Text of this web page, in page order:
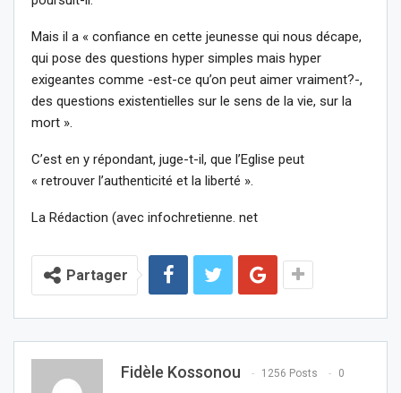
Mais il a « confiance en cette jeunesse qui nous décape,
qui pose des questions hyper simples mais hyper
exigeantes comme -est-ce qu’on peut aimer vraiment?-,
des questions existentielles sur le sens de la vie, sur la
mort ».
C’est en y répondant, juge-t-il, que l’Eglise peut
« retrouver l’authenticité et la liberté ».
La Rédaction (avec infochretienne. net
Partager
Fidèle Kossonou 1256 Posts 0